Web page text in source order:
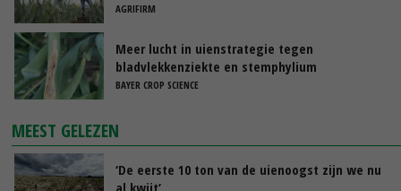
AGRIFIRM
Meer lucht in uienstrategie tegen
bladvlekkenziekte en stemphylium
BAYER CROP SCIENCE
MEEST GELEZEN
‘De eerste 10 ton van de uienoogst zijn we nu
al kwijt’